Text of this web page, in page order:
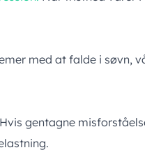
med at falde i søvn,
Hvis gentagne